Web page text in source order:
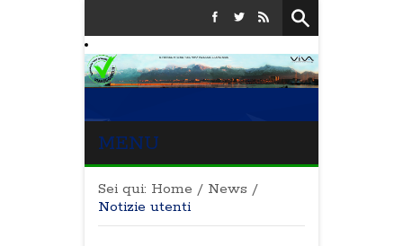
MENU
Sei qui: Home / News /
Notizie utenti